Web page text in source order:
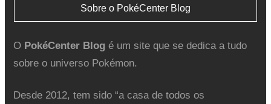
Sobre o PokéCenter Blog
O PokéCenter Blogé um site que se dedica a tudo
sobre o universo Pokémon.
Desde 2012, tem sido “a casa de todos os